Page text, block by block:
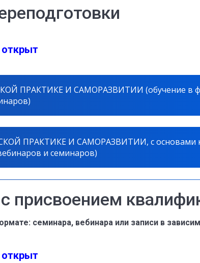
ПРАКТИКЕ И САМОРАЗВИТИИ (обучение в
ПРАКТИКЕ И САМОРАЗВИТИИ, с основами
и семинаров)
присвоением
семинара, вебинара или записи в
открыт